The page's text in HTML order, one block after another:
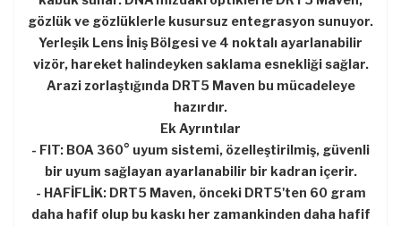
gözlük ve gözlüklerle kusursuz entegrasyon sunuyor.
Yerleşik Lens İniş Bölgesi ve 4 noktalı ayarlanabilir
vizör, hareket halindeyken saklama esnekliği sağlar.
Arazi zorlaştığında DRT5 Maven bu mücadeleye
hazırdır.
Ek Ayrıntılar
- FIT: BOA 360° uyum sistemi, özelleştirilmiş, güvenli
bir uyum sağlayan ayarlanabilir bir kadran içerir.
- HAFİFLİK: DRT5 Maven, önceki DRT5'ten 60 gram
daha hafif olup bu kaskı her zamankinden daha hafif